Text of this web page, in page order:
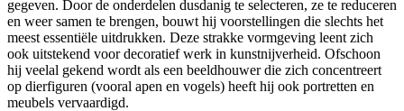
gegeven. Door de onderdelen dusdanig te selecteren, ze te reduceren
en weer samen te brengen, bouwt hij voorstellingen die slechts het
meest essentiële uitdrukken. Deze strakke vormgeving leent zich
ook uitstekend voor decoratief werk in kunstnijverheid. Ofschoon
hij veelal gekend wordt als een beeldhouwer die zich concentreert
op dierfiguren (vooral apen en vogels) heeft hij ook portretten en
meubels vervaardigd.